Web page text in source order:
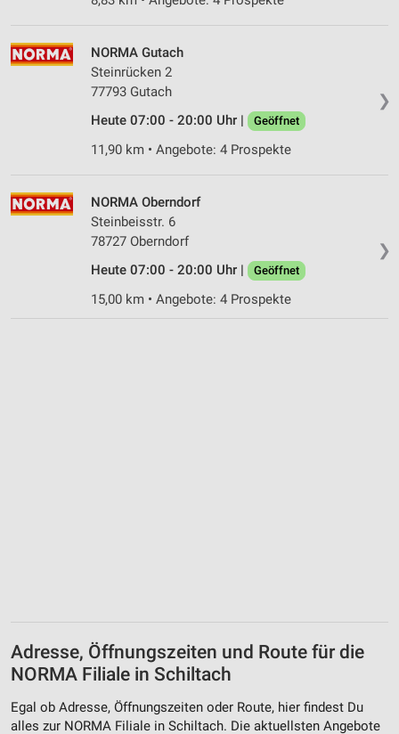
❯
NORMA Gutach
Steinrücken 2
77793 Gutach
Heute 07:00 - 20:00 Uhr |
Geöffnet
11,90 km • Angebote: 4 Prospekte
❯
NORMA Oberndorf
Steinbeisstr. 6
78727 Oberndorf
Heute 07:00 - 20:00 Uhr |
Geöffnet
15,00 km • Angebote: 4 Prospekte
Adresse, Öffnungszeiten und Route für die
NORMA Filiale in Schiltach
Egal ob Adresse, Öffnungszeiten oder Route, hier findest Du
alles zur NORMA Filiale in Schiltach. Die aktuellsten Angebote